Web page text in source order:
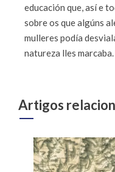
educación que, así e
sobre os que algúns
mulleres podía
natureza lles
Artigos